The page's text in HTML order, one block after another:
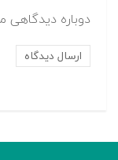
دوباره دیدگاهی